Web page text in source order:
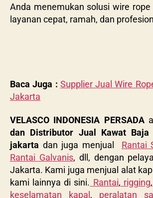
Anda menemukan solusi wire
layanan cepat, ramah, dan
Baca Juga : Supplier Jual Wire
Jakarta
VELASCO INDONESIA PERSADA
dan Distributor Jual Kawat
jakarta dan juga menjual Rantai
Rantai Galvanis, dll, dengan
Jakarta. Kami juga menjual alat
kami lainnya di sini. Rantai, rigging,
keselamatan kapal , peralatan